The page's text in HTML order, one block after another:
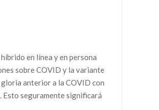
en línea y en persona
sobre COVID y la variante
gloria anterior a la COVID con
Esto seguramente significará